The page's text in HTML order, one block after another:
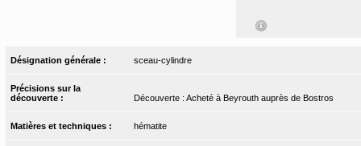
Désignation générale : sceau-cylindre
Précisions sur la
découverte :
Découverte : Acheté à Beyrouth auprès de Bostros
Matières et techniques : hématite